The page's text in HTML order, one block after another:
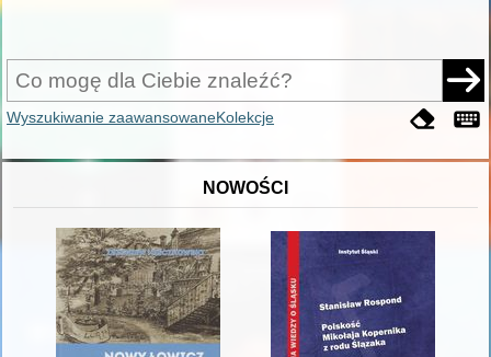
Wyszukiwanie zaawansowaneKolekcje
NOWOŚCI